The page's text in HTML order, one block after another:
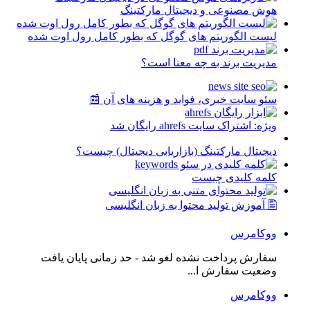
هوش مصنوعی و دیجیتال مارکتینگ
لیست الگوریتم های گوگل که بطور کامل رول اوت شده
مدیریت برند به چه معنا است؟
سئو سایت خبری، فواید و هزینه های آن 📰
ویژه: اشتراک سایت ahrefs رایگان شد
دیجیتال مارکتینگ (بازاریابی دیجیتال) چیست؟
کلمه کلیدی چیست
🖺 آموزش تولید محتوا به زبان انگلیسی
ووکامرس
سفارش پرداخت نشده لغو شد - حد زمانی پایان یافت
وضعیت سفارش ا...
ووکامرس